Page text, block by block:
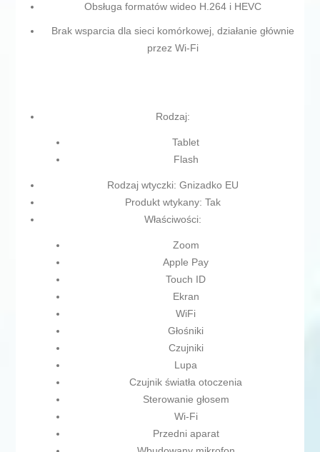
Obsługa formatów wideo H.264 i HEVC
Brak wsparcia dla sieci komórkowej, działanie głównie
przez Wi-Fi
Rodzaj:
Tablet
Flash
Rodzaj wtyczki: Gnizadko EU
Produkt wtykany: Tak
Właściwości:
Zoom
Apple Pay
Touch ID
Ekran
WiFi
Głośniki
Czujniki
Lupa
Czujnik światła otoczenia
Sterowanie głosem
Wi-Fi
Przedni aparat